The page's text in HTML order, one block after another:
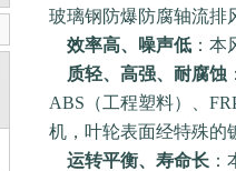
玻璃钢防爆防腐轴流排
效率高、噪声低 ：
质轻、高强、耐腐蚀
ABS（工程塑料）、
机，叶轮表面经特殊的
运转平衡、寿命长